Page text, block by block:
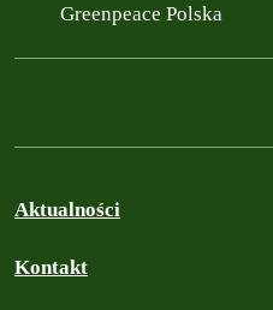
Greenpeace Polska
Aktualności
Kontakt